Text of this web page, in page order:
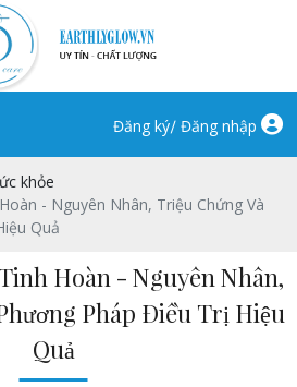
Đăng ký/ Đăng nhập
khỏe
- Nguyên Nhân, Triệu Chứng Và
Quả
Hoàn - Nguyên Nhân,
Pháp Điều Trị Hiệu
Quả